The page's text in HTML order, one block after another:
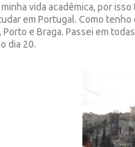
vida acadêmica, por
em Portugal. Como
Porto e Braga. Passei em
dia 20.